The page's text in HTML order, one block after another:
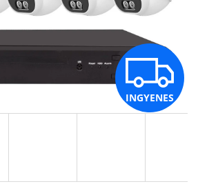
I
N
G
INGYENES